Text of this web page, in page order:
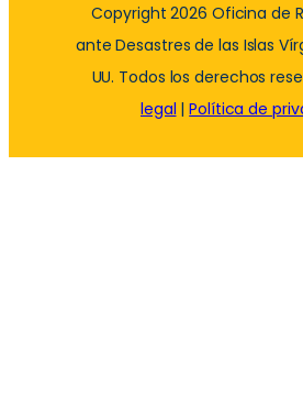
Copyright 2026 Oficina de
ante Desastres de las Islas
UU. Todos los derechos
legal |Política de